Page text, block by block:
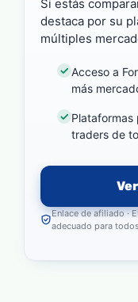
Si estás
destaca por su
múltiples
Acceso a
más
Plataformas
traders de
Enlace de afiliado ·
adecuado para